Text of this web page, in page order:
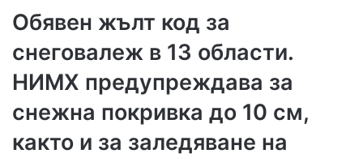
Обявен жълт код за
снеговалеж в 13 области.
НИМХ предупреждава за
снежна покривка до 10 см,
както и за заледяване на